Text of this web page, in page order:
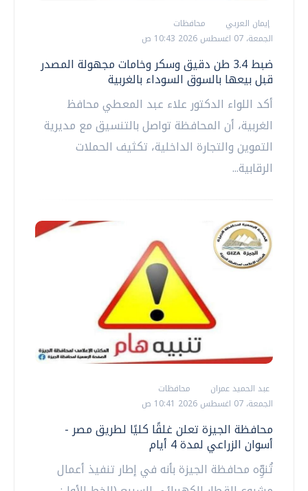
إيمان العربي
محافظات
الجمعة، 07 اغسطس 2026 10:43 ص
ضبط 3.4 طن دقيق وسكر وخامات مجهولة المصدر
قبل بيعها بالسوق السوداء بالغربية
أكد اللواء الدكتور علاء عبد المعطي محافظ
الغربية، أن المحافظة تواصل بالتنسيق مع مديرية
التموين والتجارة الداخلية، تكثيف الحملات
الرقابية...
عبد الحميد عمران
محافظات
الجمعة، 07 اغسطس 2026 10:41 ص
محافظة الجيزة تعلن غلقًا كليًا لطريق مصر -
أسوان الزراعي لمدة 4 أيام
تُنوِّه محافظة الجيزة بأنه في إطار تنفيذ أعمال